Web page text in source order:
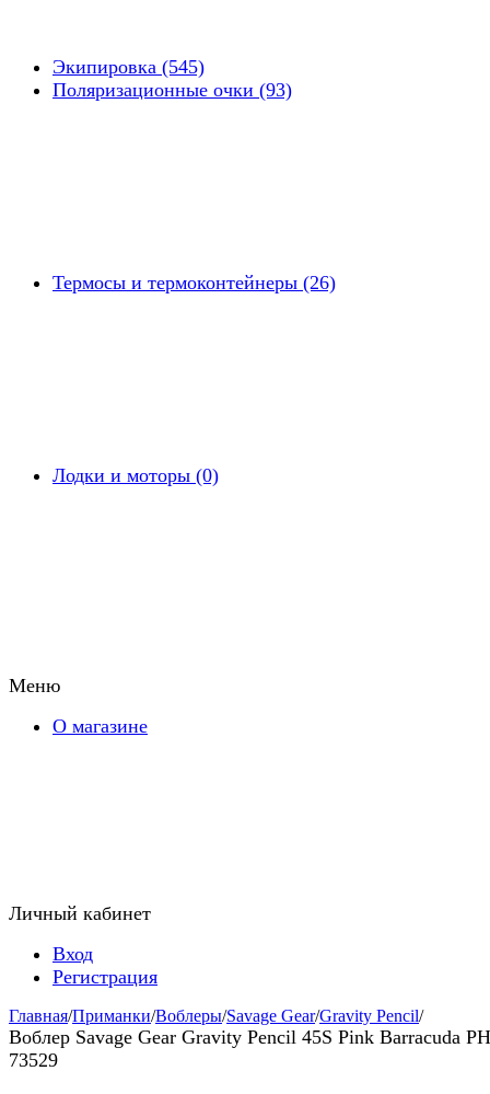
Экипировка (545)
Поляризационные очки (93)
Термосы и термоконтейнеры (26)
Лодки и моторы (0)
Меню
О магазине
Личный кабинет
Вход
Регистрация
Главная/Приманки/Воблеры/Savage Gear/Gravity Pencil/
Воблер Savage Gear Gravity Pencil 45S Pink Barracuda
73529